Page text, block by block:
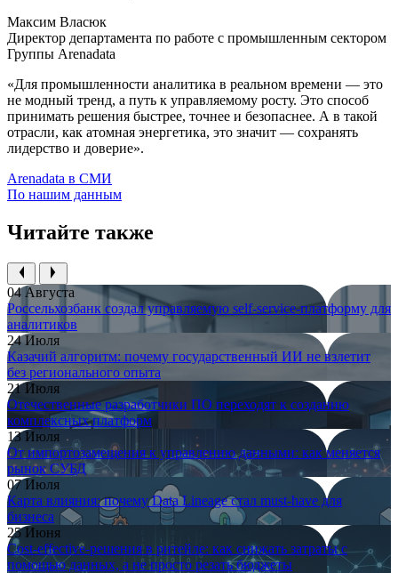
Максим Власюк
Директор департамента по работе с промышленным сектором
Группы Arenadata
«Для промышленности аналитика в реальном времени — это
не модный тренд, а путь к управляемому росту. Это способ
принимать решения быстрее, точнее и безопаснее. А в такой
отрасли, как атомная энергетика, это значит — сохранять
лидерство и доверие».
Arenadata в СМИ
По нашим данным
Читайте также
04 Августа
Россельхозбанк создал управляемую self-service-платформу для
аналитиков
24 Июля
Казачий алгоритм: почему государственный ИИ не взлетит
без регионального опыта
21 Июля
Отечественные разработчики ПО переходят к созданию
комплексных платформ
13 Июля
От импортозамещения к управлению данными: как меняется
рынок СУБД
07 Июля
Карта влияния: почему Data Lineage стал must-have для
бизнеса
25 Июня
Cost-effective-решения в ритейле: как снижать затраты с
помощью данных, а не просто резать бюджеты